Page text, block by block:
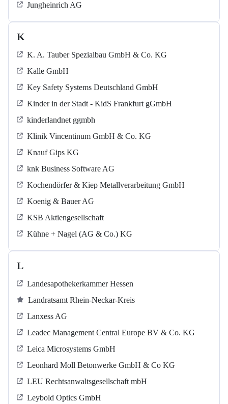
Jungheinrich AG
K
K. A. Tauber Spezialbau GmbH & Co. KG
Kalle GmbH
Key Safety Systems Deutschland GmbH
Kinder in der Stadt - KidS Frankfurt gGmbH
kinderlandnet ggmbh
Klinik Vincentinum GmbH & Co. KG
Knauf Gips KG
knk Business Software AG
Kochendörfer & Kiep Metallverarbeitung GmbH
Koenig & Bauer AG
KSB Aktiengesellschaft
Kühne + Nagel (AG & Co.) KG
L
Landesapothekerkammer Hessen
Landratsamt Rhein-Neckar-Kreis
Lanxess AG
Leadec Management Central Europe BV & Co. KG
Leica Microsystems GmbH
Leonhard Moll Betonwerke GmbH & Co KG
LEU Rechtsanwaltsgesellschaft mbH
Leybold Optics GmbH